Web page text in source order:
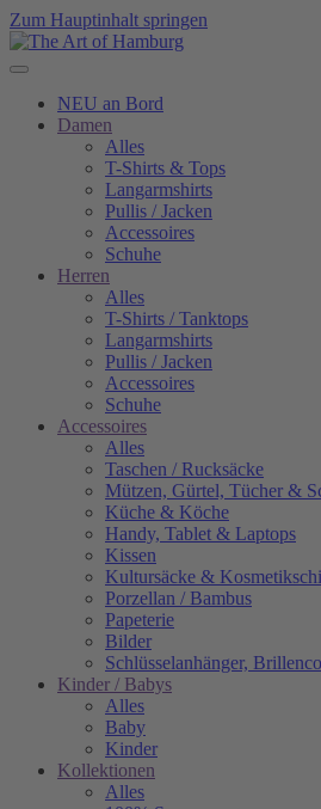
Zum Hauptinhalt springen
NEU an Bord
Damen
Alles
T-Shirts & Tops
Langarmshirts
Pullis / Jacken
Accessoires
Schuhe
Herren
Alles
T-Shirts / Tanktops
Langarmshirts
Pullis / Jacken
Accessoires
Schuhe
Accessoires
Alles
Taschen / Rucksäcke
Mützen, Gürtel, Tücher &
Küche & Köche
Handy, Tablet & Laptops
Kissen
Kultursäcke &
Porzellan / Bambus
Papeterie
Bilder
Schlüsselanhänger,
Kinder / Babys
Alles
Baby
Kinder
Kollektionen
Alles